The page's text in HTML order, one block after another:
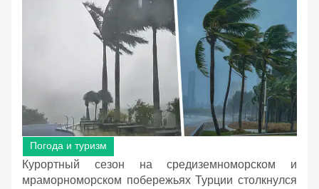
Погода и туризм
Курортный сезон на средиземноморском и
мраморноморском побережьях Турции столкнулся